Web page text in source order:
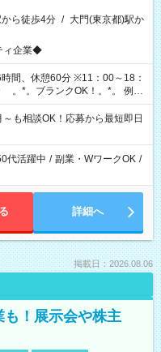
ら徒歩4分 / 大門(東京都)駅か
企業◆
間、休憩60分 ※11：00～18：
ールセンター/受付/販売/カフェ
ロント/化粧品販売/など 様々な
す♪
も相談OK！応募から最短即日
代活躍中 / 副業・WワークOK /
詳細へ
掲載日：2026.08.06
も！展示会や株主